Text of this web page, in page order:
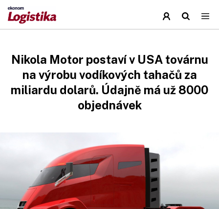
Nikola Motor postaví v USA továrnu
na výrobu vodíkových tahačů za
miliardu dolarů. Údajně má už 8000
objednávek